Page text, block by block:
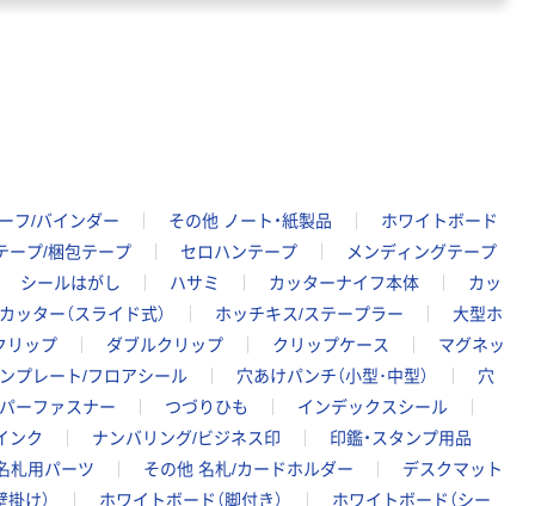
フ/バインダー その他 ノート・紙製品
ホワイトボード
ープ/梱包テープ セロハンテープ
メンディングテープ
シールはがし ハサミ カッターナイフ本体
カッ
ッター（スライド式） ホッチキス/ステープラー
大型ホ
リップ ダブルクリップ クリップケース
マグネッ
プレート/フロアシール 穴あけパンチ（小型･中型）
穴
ーファスナー つづりひも
インデックスシール
ンク ナンバリング/ビジネス印
印鑑・スタンプ用品
札用パーツ その他 名札/カードホルダー
デスクマット
け） ホワイトボード（脚付き）
ホワイトボード（シー